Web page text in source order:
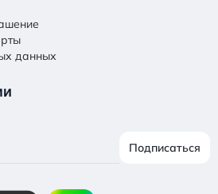
данных
Подписаться